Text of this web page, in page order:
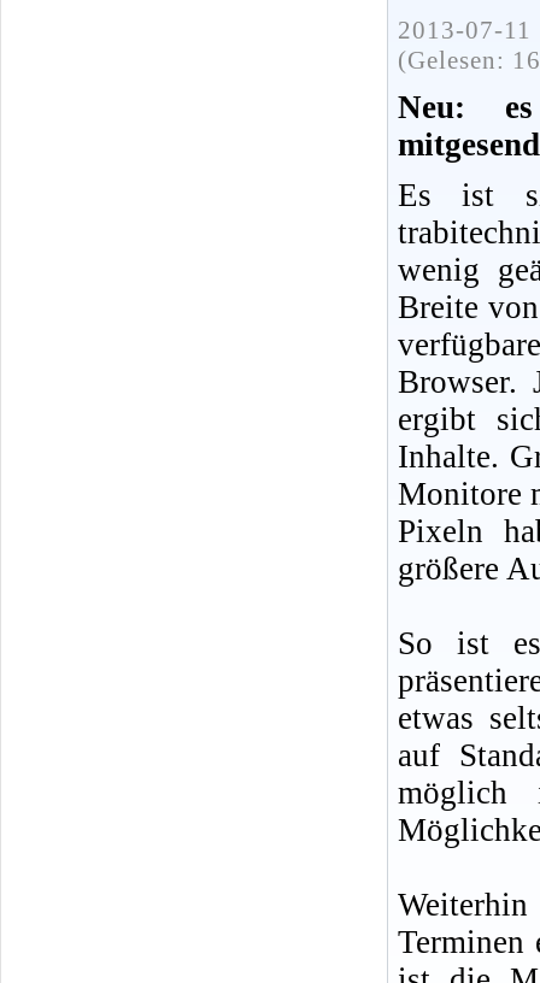
2013-07-
(Gelesen:
Neu:
Es ist
wenig
Breite
Browser.
ergibt
Inhalte.
Monitore
Pixeln
größere
So ist
etwas
auf
möglich
Terminen